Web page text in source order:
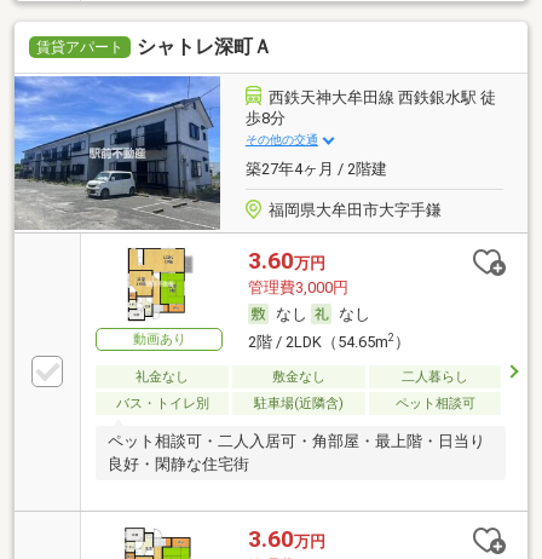
賃貸アパート シャトレ深町Ａ
西鉄天神大牟田線 西鉄銀水駅 徒
歩8分
その他の交通
築27年4ヶ月 / 2階建
福岡県大牟田市大字手鎌
動画あり
3.60万円
管理費3,000円
なし
なし
2階 / 2LDK（54.65m2）
礼金なし 敷金なし
二人暮らし
バス・トイレ別
駐車場(近隣含) ペット相談可
ペット相談可・二人入居可・角部屋・最上階・日当り
良好・閑静な住宅街
3.60万円